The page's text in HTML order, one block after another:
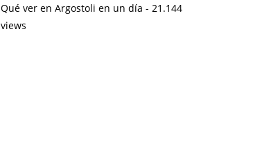
Qué ver en Argostoli en un día - 21.144
views